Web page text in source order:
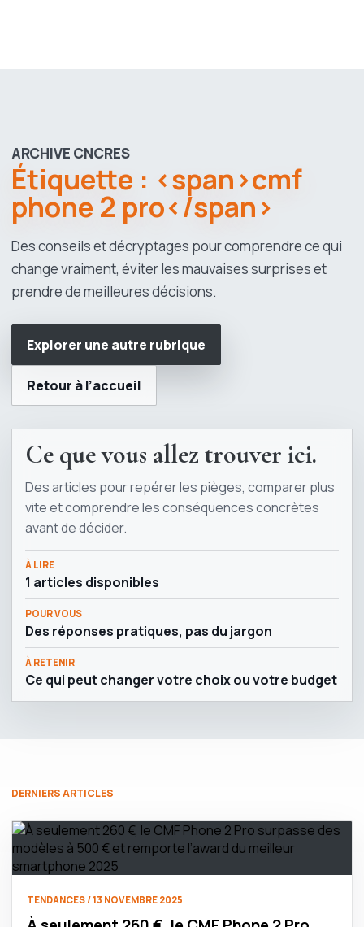
ARCHIVE CNCRES
Étiquette : <span>cmf
phone 2 pro</span>
Des conseils et décryptages pour comprendre ce qui
change vraiment, éviter les mauvaises surprises et
prendre de meilleures décisions.
Explorer une autre rubrique
Retour à l’accueil
Ce que vous allez trouver ici.
Des articles pour repérer les pièges, comparer plus
vite et comprendre les conséquences concrètes
avant de décider.
À LIRE
1 articles disponibles
POUR VOUS
Des réponses pratiques, pas du jargon
À RETENIR
Ce qui peut changer votre choix ou votre budget
DERNIERS ARTICLES
TENDANCES / 13 NOVEMBRE 2025